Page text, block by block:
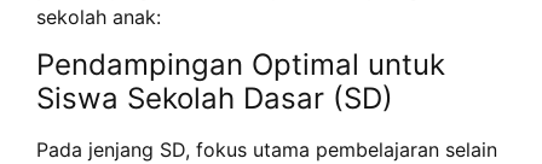
sekolah anak:
Pendampingan Optimal untuk
Siswa Sekolah Dasar (SD)
Pada jenjang SD, fokus utama pembelajaran selain